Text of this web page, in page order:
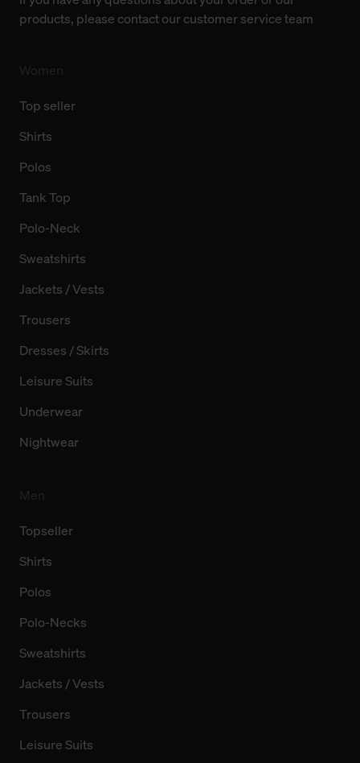
finden Sie in unserer Datenschutzerklärung.
products, please contact our customer service team
Top seller
Shirts
Polos
Tank Top
Polo-Neck
Sweatshirts
Jackets / Vests
Trousers
Dresses / Skirts
Leisure Suits
Underwear
Nightwear
Topseller
Shirts
Polos
Polo-Necks
Sweatshirts
Jackets / Vests
Trousers
Leisure Suits